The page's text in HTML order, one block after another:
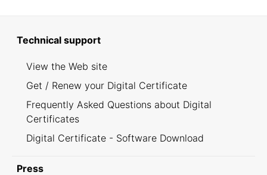
Technical support
View the Web site
Get / Renew your Digital Certificate
Frequently Asked Questions about Digital
Certificates
Digital Certificate - Software Download
Press